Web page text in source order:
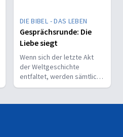
Gerechtigkeit und
Barmherzigkeit über
starren,
menschengemachten
Regeln.
DIE BIBEL - DAS LEBEN
Gesprächsrunde: Die
Liebe siegt
Wenn sich der letzte Akt
der Weltgeschichte
entfaltet, werden sämtliche
Fragen zu Gottes Wesen
ausgeräumt sein. Die